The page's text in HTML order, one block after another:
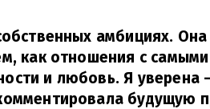
амбициях.
как отношения с
и любовь. Я уверена
будущую